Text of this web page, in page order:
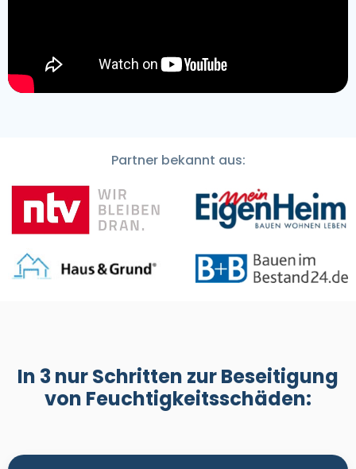
Partner bekannt aus:
In 3 nur Schritten zur Beseitigung
von Feuchtigkeitsschäden: